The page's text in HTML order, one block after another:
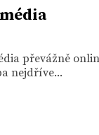
převážně
nejdříve...